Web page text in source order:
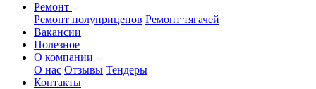
Ремонт
Ремонт полуприцепов Ремонт тягачей
Вакансии
Полезное
О компании
О нас Отзывы Тендеры
Контакты